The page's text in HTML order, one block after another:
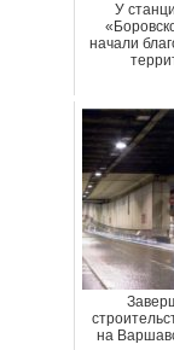
У
начали
на